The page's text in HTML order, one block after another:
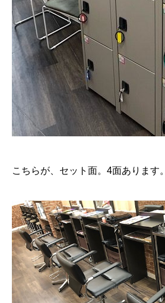
こちらが、セット面。4面あります。